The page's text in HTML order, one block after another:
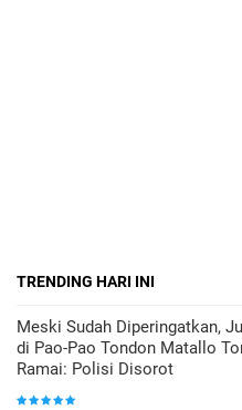
TRENDING HARI INI
Meski Sudah Diperingatkan,
di Pao-Pao Tondon Matallo
Ramai: Polisi Disorot